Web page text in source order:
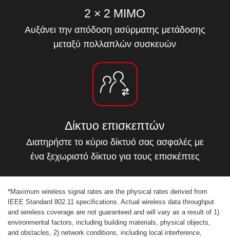
2 × 2 MIMO
Αυξάνει την απόδοση ασύρματης μετάδοσης
μεταξύ πολλαπλών συσκευών
Δίκτυο επισκεπτών
Διατηρήστε το κύριο δίκτυό σας ασφαλές με
ένα ξεχωριστό δίκτυο για τους επισκέπτες
*Maximum wireless signal rates are the physical rates derived from
IEEE Standard 802.11 specifications. Actual wireless data throughput
and wireless coverage are not guaranteed and will vary as a result of 1)
environmental factors, including building materials, physical objects,
and obstacles, 2) network conditions, including local interference,